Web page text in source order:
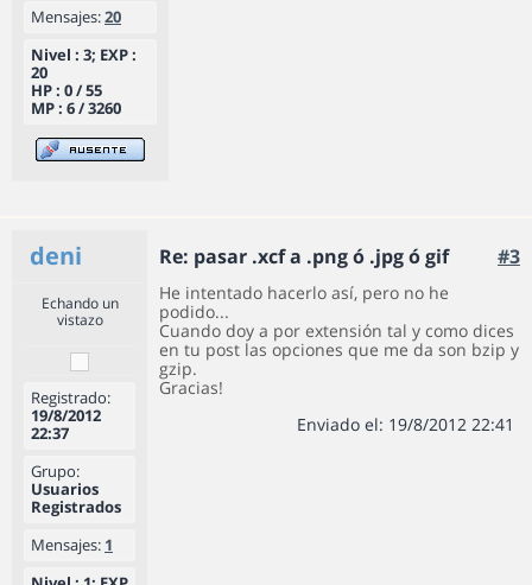
Mensajes:20
Nivel : 3; EXP :
20
HP : 0 / 55
MP : 6 / 3260
deni Re: pasar .xcf a .png ó .jpg ó gif #3
Echando un
vistazo
Registrado:
19/8/2012
22:37
Grupo:
Usuarios
Registrados
Mensajes: 1
He intentado hacerlo así, pero no he
podido...
Cuando doy a por extensión tal y como dices
en tu post las opciones que me da son bzip y
gzip.
Gracias!
Enviado el: 19/8/2012 22:41